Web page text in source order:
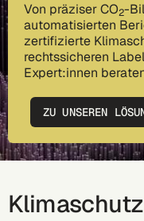
Von präziser CO2-
automatisierten
zertifizierte
rechtssicheren
Expert:innen
ZU UNSEREN